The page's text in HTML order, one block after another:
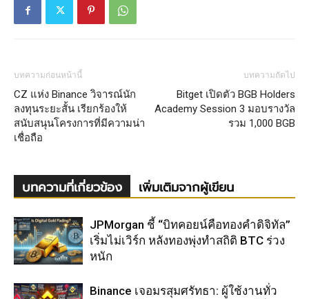
บทความก่อนหน้านี้
CZ แห่ง Binance วิจารณ์นัก
ลงทุนระยะสั้น เรียกร้องให้
สนับสนุนโครงการที่มีความน่า
เชื่อถือ
บทความถัดไป
Bitget เปิดตัว BGB Holders
Academy Session 3 มอบรางวัล
รวม 1,000 BGB
บทความที่เกี่ยวข้อง เพิ่มเติมจากผู้เขียน
JPMorgan ชี้ “บิทคอยน์คือทองคำดิจิทัล”
เริ่มไม่เวิร์ก หลังทองพุ่งทำสถิติ BTC ร่วง
หนัก
Binance เจอมรสุมศรัทธา: ผู้ใช้งานทั่ว